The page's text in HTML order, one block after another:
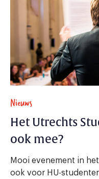
Nieuws
Het Utrechts
ook mee?
Mooi evenement in
ook voor HU-